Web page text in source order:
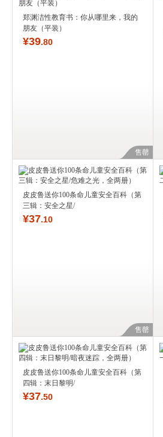
郑渊洁性教育书：你从哪里来，我的
朋友（平装）
¥39.80
售罄
皮皮鲁送你100条命儿童安全百科（第
三辑：安全之星/
¥37.10
售罄
皮皮鲁送你100条命儿童安全百科（第
四辑：末日黎明/
¥37.50